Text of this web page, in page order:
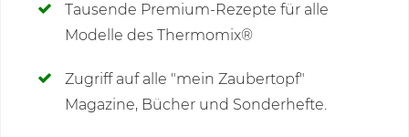
Tausende Premium-Rezepte für alle
Modelle des Thermomix®
Zugriff auf alle "mein Zaubertopf"
Magazine, Bücher und Sonderhefte.